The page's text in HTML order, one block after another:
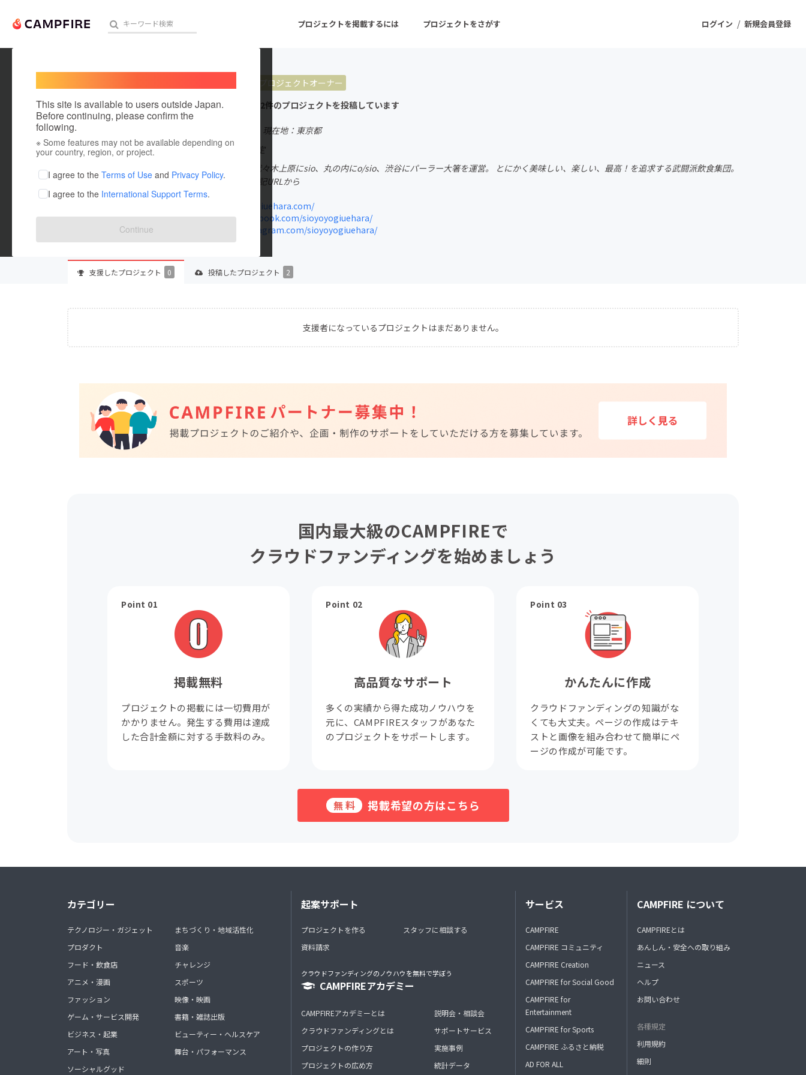
ログイン / 新規会員登録
プロジェクトを掲載するには プロジェクトをさがす
人気のプロジェクト 注目のリターン 注目の新着プロジェクト
アート・写真
テクノロジー・ガジェット
ゲーム・サービス開発 フード・飲食店
ファッション
映像・映画
ビジネス・起業
チャレンジ
まちづくり・地域活性化
CAMPFIREふるさと納税
machi-ya コミュニティ
This site is available to users outside Japan.
Before continuing, please confirm the
following.
※ Some features may not be available depending on
your country, region, or project.
I agree to the Terms of Use and Privacy Policy.
I agree to the International Support Terms.
Continue
プロジェクトオーナー
これまでに2件のプロジェクトを投稿しています
現在地：東京都
出身国：未設定
sio株式会社 代々木上原にsio、丸の内にo/sio、渋谷にパーラー大箸を運営。 とにかく美味しい、楽しい、最高！を追求する武闘派飲食集団。
ご予約は下記URLから
sio-yoyogiuehara.com/
www.facebook.com/sioyoyogiuehara/
www.instagram.com/sioyoyogiuehara/
支援したプロジェクト 0 投稿したプロジェクト 2
支援者になっているプロジェクトはまだありません。
国内最大級のCAMPFIREで
クラウドファンディングを始めましょう
Point 01
掲載無料
プロジェクトの掲載には一切費用が
かかりません。発生する費用は達成
した合計金額に対する手数料のみ。
Point 02
高品質なサポート
多くの実績から得た成功ノウハウを
元に、CAMPFIREスタッフがあなた
のプロジェクトをサポートします。
Point 03
かんたんに作成
クラウドファンディングの知識がな
くても大丈夫。ページの作成はテキ
ストと画像を組み合わせて簡単にペ
ージの作成が可能です。
無料 掲載希望の方はこちら
カテゴリー
テクノロジー・ガジェット
プロダクト
フード・飲食店
アニメ・漫画
ファッション
ゲーム・サービス開発
ビジネス・起業
アート・写真
ソーシャルグッド
まちづくり・地域活性化
音楽
チャレンジ
スポーツ
映像・映画
書籍・雑誌出版
ビューティー・ヘルスケア
舞台・パフォーマンス
起案サポート
プロジェクトを作る
資料請求
スタッフに相談する
クラウドファンディングのノウハウを無料で学ぼう
CAMPFIREアカデミー
CAMPFIREアカデミーとは
クラウドファンディングとは
プロジェクトの作り方
プロジェクトの広め方
説明会・相談会
サポートサービス
実施事例
統計データ
サービス
CAMPFIRE
CAMPFIRE コミュニティ
CAMPFIRE Creation
CAMPFIRE for Social Good
CAMPFIRE for
Entertainment
CAMPFIRE for Sports
CAMPFIRE ふるさと納税
AD FOR ALL
CAMPFIRE について
CAMPFIREとは
あんしん・安全への取り組み
ニュース
ヘルプ
お問い合わせ
各種規定
利用規約
細則